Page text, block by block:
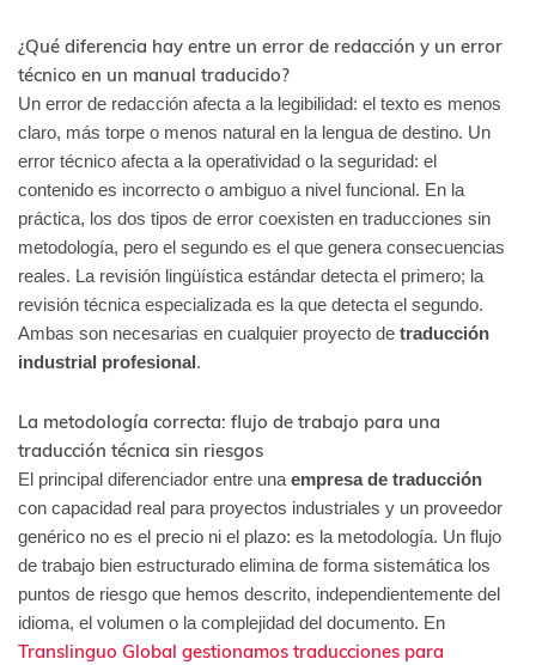
¿Qué diferencia hay entre un error de redacción y un error
técnico en un manual traducido?
Un error de redacción afecta a la legibilidad: el texto es menos
claro, más torpe o menos natural en la lengua de destino. Un
error técnico afecta a la operatividad o la seguridad: el
contenido es incorrecto o ambiguo a nivel funcional. En la
práctica, los dos tipos de error coexisten en traducciones sin
metodología, pero el segundo es el que genera consecuencias
reales. La revisión lingüística estándar detecta el primero; la
revisión técnica especializada es la que detecta el segundo.
Ambas son necesarias en cualquier proyecto de traducción
industrial profesional.
La metodología correcta: flujo de trabajo para una
traducción técnica sin riesgos
El principal diferenciador entre una empresa de traducción
con capacidad real para proyectos industriales y un proveedor
genérico no es el precio ni el plazo: es la metodología. Un flujo
de trabajo bien estructurado elimina de forma sistemática los
puntos de riesgo que hemos descrito, independientemente del
idioma, el volumen o la complejidad del documento. En
Translinguo Global gestionamos traducciones para